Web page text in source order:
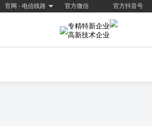
官网 - 电信线路 官方微信 官方抖音号
专精特新企业
高新技术企业